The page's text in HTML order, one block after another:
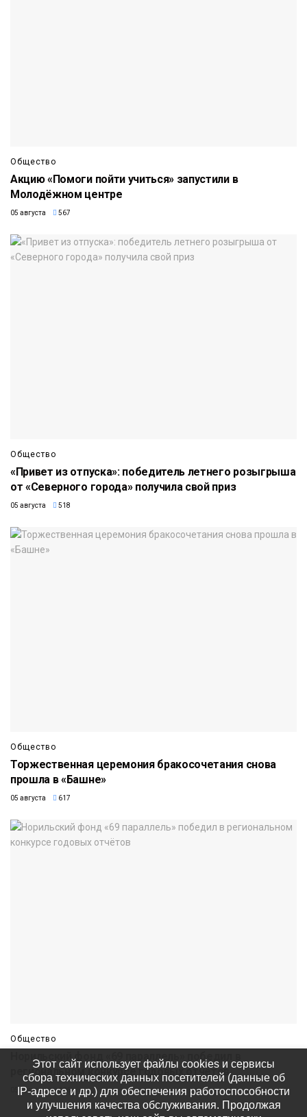
Общество
Акцию «Помоги пойти учиться» запустили в
Молодёжном центре
05 августа 567
Общество
«Привет из отпуска»: победитель летнего розыгрыша
от «Северного города» получила свой приз
05 августа 518
Общество
Торжественная церемония бракосочетания снова
прошла в «Башне»
05 августа 617
Общество
Норильский фонд «69 параллель» победил в
региональном конкурсе годовых отчётов
05 августа 606
Этот сайт использует файлы cookies и сервисы
сбора технических данных посетителей (данные об
IP-адресе и др.) для обеспечения работоспособности
и улучшения качества обслуживания. Продолжая